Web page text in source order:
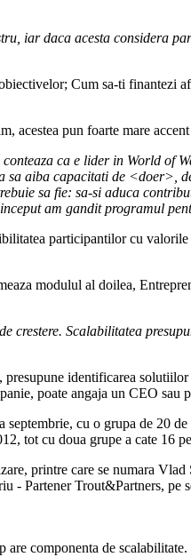
iar daca acesta considera
Cum sa-ti finantezi
acestea pun foarte mare
ca e lider in World of
sa aiba capacitati de
sa fie: sa-si aduca
am gandit programul
participantilor cu
modulul al doilea,
crestere. Scalabilitatea
identificarea
poate angaja un CEO sau
cu o grupa de 20
tot cu doua grupe a cate 16
printre care se numara
- Partener Trout&Partners,
are componenta de scalabilitate.